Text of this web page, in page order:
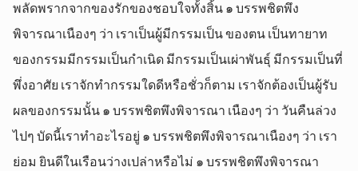
พลัดพรากจากของรักของชอบใจทั้งสิ้น ๑ บรรพชิตพึง
พิจารณาเนืองๆ ว่า เราเป็นผู้มีกรรมเป็น ของตน เป็นทายาท
ของกรรมมีกรรมเป็นกำเนิด มีกรรมเป็นเผ่าพันธุ์ มีกรรมเป็นที่
พึ่งอาศัย เราจักทำกรรมใดดีหรือชั่วก็ตาม เราจักต้องเป็นผู้รับ
ผลของกรรมนั้น ๑ บรรพชิตพึงพิจารณา เนืองๆ ว่า วันคืนล่วง
ไปๆ บัดนี้เราทำอะไรอยู่ ๑ บรรพชิตพึงพิจารณาเนืองๆ ว่า เรา
ย่อม ยินดีในเรือนว่างเปล่าหรือไม่ ๑ บรรพชิตพึงพิจารณา